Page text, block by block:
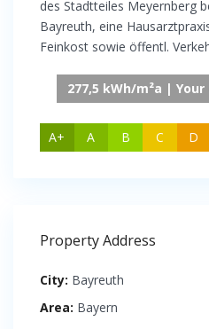
des Stadtteiles Meyernberg
Bayreuth, eine
Feinkost sowie öffentl.
A+ A B C D
277,5 kWh/m²a |
Property Address
City: Bayreuth
Area: Bayern